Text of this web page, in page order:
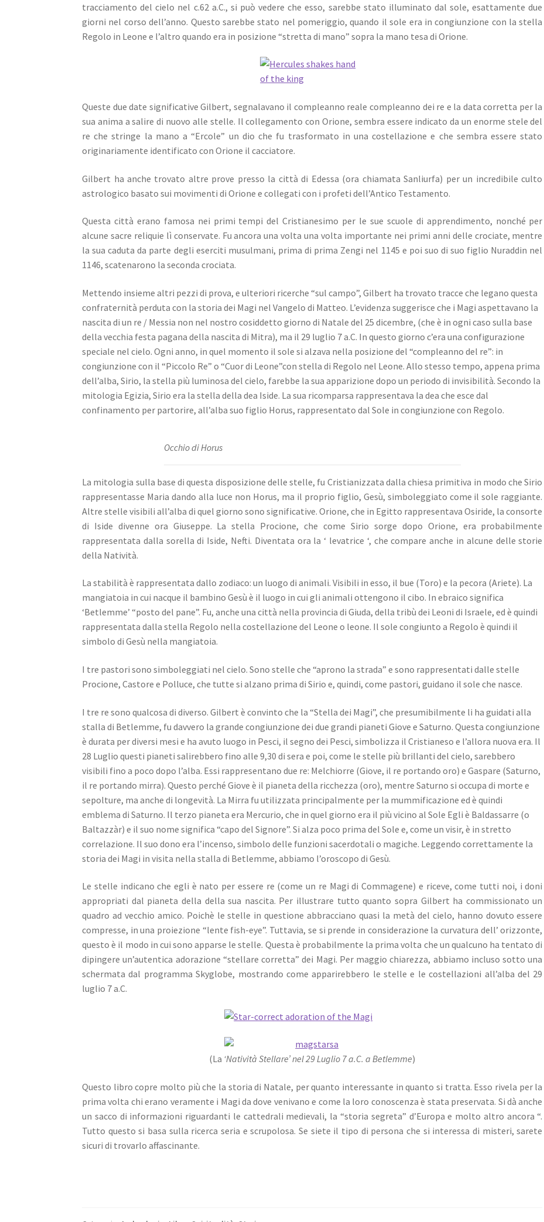
tracciamento del cielo nel c.62 a.C., si può vedere che esso, sarebbe stato illuminato dal sole, esattamente due
giorni nel corso dell’anno. Questo sarebbe stato nel pomeriggio, quando il sole era in congiunzione con la stella
Regolo in Leone e l’altro quando era in posizione “stretta di mano” sopra la mano tesa di Orione.
Queste due date significative Gilbert, segnalavano il compleanno reale compleanno dei re e la data corretta per la
sua anima a salire di nuovo alle stelle. Il collegamento con Orione, sembra essere indicato da un enorme stele del
re che stringe la mano a “Ercole” un dio che fu trasformato in una costellazione e che sembra essere stato
originariamente identificato con Orione il cacciatore.
Gilbert ha anche trovato altre prove presso la città di Edessa (ora chiamata Sanliurfa) per un incredibile culto
astrologico basato sui movimenti di Orione e collegati con i profeti dell’Antico Testamento.
Questa città erano famosa nei primi tempi del Cristianesimo per le sue scuole di apprendimento, nonché per
alcune sacre reliquie lì conservate. Fu ancora una volta una volta importante nei primi anni delle crociate, mentre
la sua caduta da parte degli eserciti musulmani, prima di prima Zengi nel 1145 e poi suo di suo figlio Nuraddin nel
1146, scatenarono la seconda crociata.
Mettendo insieme altri pezzi di prova, e ulteriori ricerche “sul campo”, Gilbert ha trovato tracce che legano questa
confraternità perduta con la storia dei Magi nel Vangelo di Matteo. L’evidenza suggerisce che i Magi aspettavano la
nascita di un re / Messia non nel nostro cosiddetto giorno di Natale del 25 dicembre, (che è in ogni caso sulla base
della vecchia festa pagana della nascita di Mitra), ma il 29 luglio 7 a.C. In questo giorno c’era una configurazione
speciale nel cielo.Ogni anno, in quel momento il sole si alzava nella posizione del “compleanno del re”: in
congiunzione con il “Piccolo Re” o “Cuor di Leone”con stella di Regolo nel Leone.Allo stesso tempo, appena prima
dell’alba, Sirio, la stella più luminosa del cielo, farebbe la sua apparizione dopo un periodo di invisibilità.Secondo la
mitologia Egizia, Sirio era la stella della dea Iside. La sua ricomparsa rappresentava la dea che esce dal
confinamento per partorire, all’alba suo figlio Horus, rappresentato dal Sole in congiunzione con Regolo.
Occhio di Horus
La mitologia sulla base di questa disposizione delle stelle, fu Cristianizzata dalla chiesa primitiva in modo che Sirio
rappresentasse Maria dando alla luce non Horus, ma il proprio figlio, Gesù, simboleggiato come il sole raggiante.
Altre stelle visibili all’alba di quel giorno sono significative.Orione, che in Egitto rappresentava Osiride, la consorte
di Iside divenne ora Giuseppe. La stella Procione, che come Sirio sorge dopo Orione, era probabilmente
rappresentata dalla sorella di Iside, Nefti. Diventata ora la‘ levatrice ‘, che compare anche in alcune delle storie
della Natività.
La stabilità è rappresentata dallo zodiaco: un luogo di animali.Visibili in esso, il bue (Toro) e la pecora (Ariete). La
mangiatoia in cui nacque il bambino Gesù è il luogo in cui gli animali ottengono il cibo. In ebraico significa
‘Betlemme’ “posto del pane”. Fu, anche una città nella provincia di Giuda, della tribù dei Leoni di Israele, ed è quindi
rappresentata dalla stella Regolo nella costellazione del Leone o leone. Il sole congiunto a Regolo è quindi il
simbolo di Gesù nella mangiatoia.
I tre pastori sono simboleggiati nel cielo.Sono stelle che “aprono la strada” e sono rappresentati dalle stelle
Procione, Castore e Polluce, che tutte si alzano prima di Sirio e, quindi, come pastori, guidano il sole che nasce.
I tre re sono qualcosa di diverso.Gilbert è convinto che la “Stella dei Magi”, che presumibilmente li ha guidati alla
stalla di Betlemme, fu davvero la grande congiunzione dei due grandi pianeti Giove e Saturno.Questa congiunzione
è durata per diversi mesi e ha avuto luogo in Pesci, il segno dei Pesci, simbolizza il Cristianeso e l’allora nuova era. Il
28 Luglio questi pianeti salirebbero fino alle 9,30 di sera e poi, come le stelle più brillanti del cielo, sarebbero
visibili fino a poco dopo l’alba. Essi rappresentano due re: Melchiorre (Giove, il re portando oro) e Gaspare (Saturno,
il re portando mirra).Questo perché Giove è il pianeta della ricchezza (oro), mentre Saturno si occupa di morte e
sepolture, ma anche di longevità. La Mirra fu utilizzata principalmente per la mummificazione ed è quindi
emblema di Saturno. Il terzo pianeta era Mercurio, che in quel giorno era il più vicino al Sole Egli è Baldassarre (o
Baltazzàr) e il suo nome significa “capo del Signore”.Si alza poco prima del Sole e, come un visir, è in stretto
correlazione. Il suo dono era l’incenso, simbolo delle funzioni sacerdotali o magiche. Leggendo correttamente la
storia dei Magi in visita nella stalla di Betlemme, abbiamo l’oroscopo di Gesù.
Le stelle indicano che egli è nato per essere re (come un re Magi di Commagene) e riceve, come tutti noi, i doni
appropriati dal pianeta della della sua nascita. Per illustrare tutto quanto sopra Gilbert ha commissionato un
quadro ad vecchio amico. Poichè le stelle in questione abbracciano quasi la metà del cielo, hanno dovuto essere
compresse, in una proiezione “lente fish-eye”. Tuttavia, se si prende in considerazione la curvatura dell’ orizzonte,
questo è il modo in cui sono apparse le stelle. Questa è probabilmente la prima volta che un qualcuno ha tentato di
dipingere un’autentica adorazione “stellare corretta” dei Magi. Per maggio chiarezza, abbiamo incluso sotto una
schermata dal programma Skyglobe, mostrando come apparirebbero le stelle e le costellazioni all’alba del 29
luglio 7 a.C.
(La ‘Natività Stellare’ nel 29 Luglio 7 a.C. a Betlemme)
Questo libro copre molto più che la storia di Natale, per quanto interessante in quanto si tratta. Esso rivela per la
prima volta chi erano veramente i Magi da dove venivano e come la loro conoscenza è stata preservata. Si dà anche
un sacco di informazioni riguardanti le cattedrali medievali, la “storia segreta” d’Europa e molto altro ancora “.
Tutto questo si basa sulla ricerca seria e scrupolosa. Se siete il tipo di persona che si interessa di misteri, sarete
sicuri di trovarlo affascinante.